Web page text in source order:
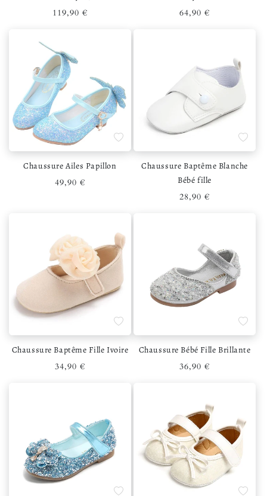
Prix habituel
119,90 €
Prix habituel
64,90 €
Ajouter à la liste de souhaits
Chaussure Ailes Papillon
Prix habituel
49,90 €
Ajouter
Chaussure Baptême Blanche
Bébé fille
Prix habituel
28,90 €
Ajouter à la liste de souhaits
Chaussure Baptême Fille Ivoire
Prix habituel
34,90 €
Ajouter
Chaussure Bébé Fille Brillante
Prix habituel
36,90 €
Ajouter à la liste de souhaits Ajouter